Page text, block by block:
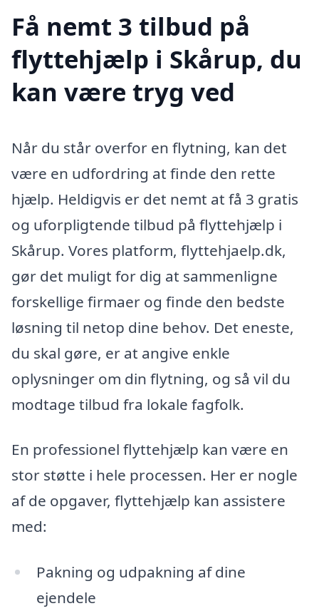
Få nemt 3 tilbud på
flyttehjælp i Skårup, du
kan være tryg ved
Når du står overfor en flytning, kan det
være en udfordring at finde den rette
hjælp. Heldigvis er det nemt at få 3 gratis
og uforpligtende tilbud på flyttehjælp i
Skårup. Vores platform, flyttehjaelp.dk,
gør det muligt for dig at sammenligne
forskellige firmaer og finde den bedste
løsning til netop dine behov. Det eneste,
du skal gøre, er at angive enkle
oplysninger om din flytning, og så vil du
modtage tilbud fra lokale fagfolk.
En professionel flyttehjælp kan være en
stor støtte i hele processen. Her er nogle
af de opgaver, flyttehjælp kan assistere
med:
Pakning og udpakning af dine
ejendele